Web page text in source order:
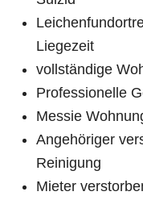
Liegezeit
vollständige
Professionelle
Messie
Angehöriger
Reinigung
Mieter